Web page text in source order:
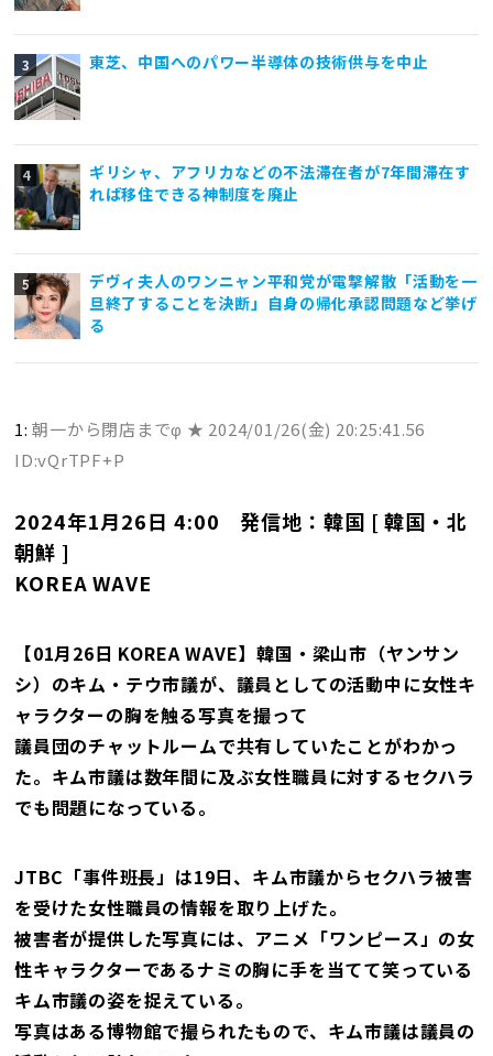
東芝、中国へのパワー半導体の技術供与を中止
ギリシャ、アフリカなどの不法滞在者が7年間滞在す
れば移住できる神制度を廃止
デヴィ夫人のワンニャン平和党が電撃解散「活動を一
旦終了することを決断」自身の帰化承認問題など挙げ
る
1:朝一から閉店までφ ★ 2024/01/26(金) 20:25:41.56
ID:vQrTPF+P
2024年1月26日 4:00 発信地：韓国 [ 韓国・北
朝鮮 ]
KOREA WAVE
【01月26日 KOREA WAVE】韓国・梁山市（ヤンサン
シ）のキム・テウ市議が、議員としての活動中に女性キ
ャラクターの胸を触る写真を撮って
議員団のチャットルームで共有していたことがわかっ
た。キム市議は数年間に及ぶ女性職員に対するセクハラ
でも問題になっている。
JTBC「事件班長」は19日、キム市議からセクハラ被害
を受けた女性職員の情報を取り上げた。
被害者が提供した写真には、アニメ「ワンピース」の女
性キャラクターであるナミの胸に手を当てて笑っている
キム市議の姿を捉えている。
写真はある博物館で撮られたもので、キム市議は議員の